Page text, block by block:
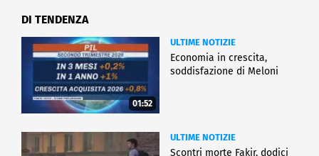
DI TENDENZA
01:52
ULTIME NOTIZIE
Economia in crescita,
soddisfazione di Meloni
ULTIME NOTIZIE
Scontri morte Fakir, dodici